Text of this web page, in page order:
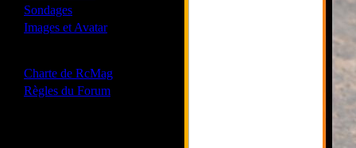
Sondages
Images et Avatar
Charte de RcMag
Règles du Forum